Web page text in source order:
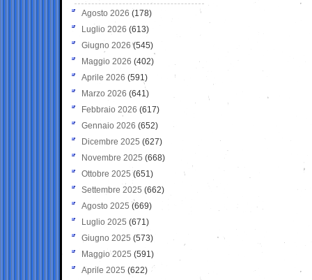
Agosto 2026 (178)
Luglio 2026 (613)
Giugno 2026 (545)
Maggio 2026 (402)
Aprile 2026 (591)
Marzo 2026 (641)
Febbraio 2026 (617)
Gennaio 2026 (652)
Dicembre 2025 (627)
Novembre 2025 (668)
Ottobre 2025 (651)
Settembre 2025 (662)
Agosto 2025 (669)
Luglio 2025 (671)
Giugno 2025 (573)
Maggio 2025 (591)
Aprile 2025 (622)